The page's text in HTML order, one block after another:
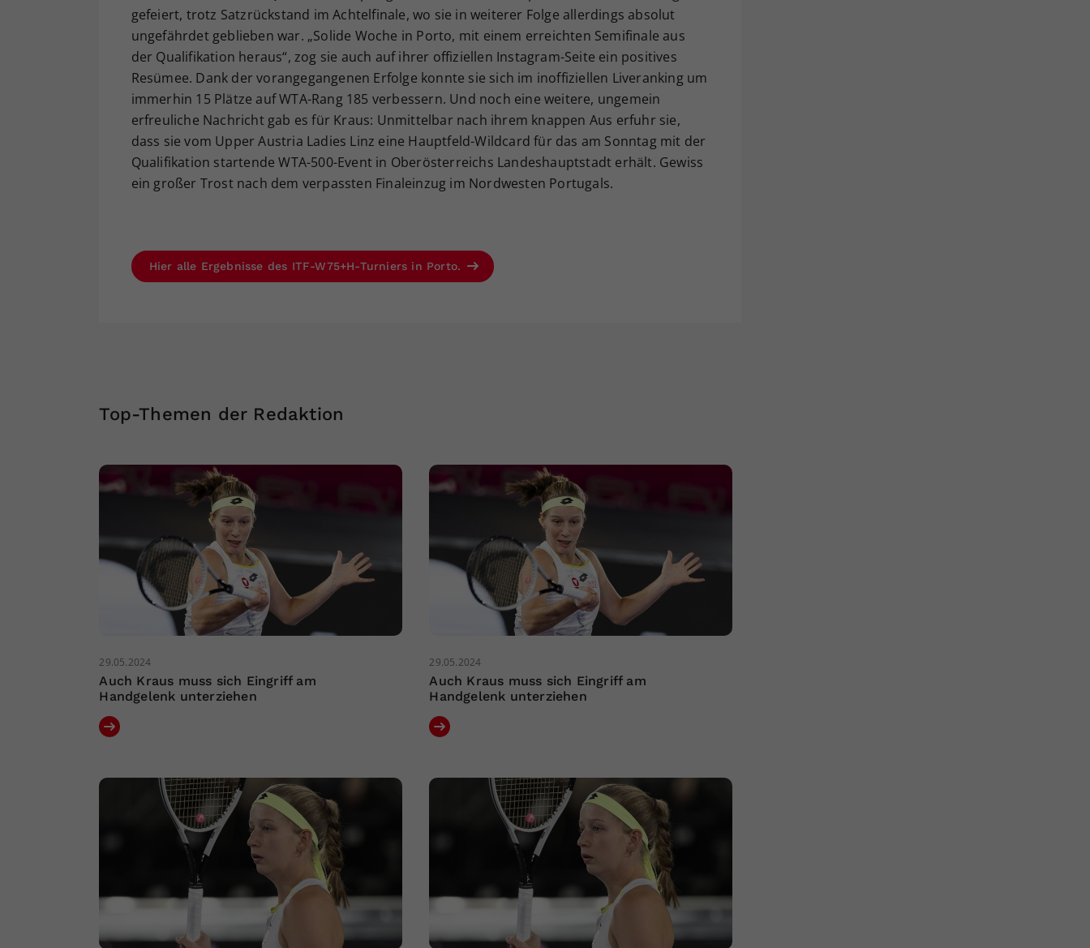
gefeiert, trotz Satzrückstand im Achtelfinale, wo sie in weiterer Folge allerdings absolut
ungefährdet geblieben war. „Solide Woche in Porto, mit einem erreichten Semifinale aus
der Qualifikation heraus“, zog sie auch auf ihrer offiziellen Instagram-Seite ein positives
Resümee. Dank der vorangegangenen Erfolge konnte sie sich im inoffiziellen Liveranking um
immerhin 15 Plätze auf WTA-Rang 185 verbessern. Und noch eine weitere, ungemein
erfreuliche Nachricht gab es für Kraus: Unmittelbar nach ihrem knappen Aus erfuhr sie,
dass sie vom Upper Austria Ladies Linz eine Hauptfeld-Wildcard für das am Sonntag mit der
Qualifikation startende WTA-500-Event in Oberösterreichs Landeshauptstadt erhält. Gewiss
ein großer Trost nach dem verpassten Finaleinzug im Nordwesten Portugals.
Hier alle Ergebnisse des ITF-W75+H-Turniers in Porto.
Top-Themen der Redaktion
29.05.2024
Auch Kraus muss sich Eingriff am
Handgelenk unterziehen
29.05.2024
Auch Kraus muss sich Eingriff am
Handgelenk unterziehen